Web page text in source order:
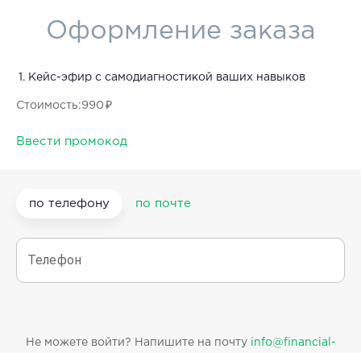
Оформление заказа
Кейс-эфир с самодиагностикой ваших навыков
Стоимость:990 ₽
Ввести промокод
по телефону по почте
Телефон
Не можете войти? Напишите на почту info@financial-